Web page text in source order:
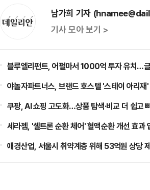
남가희 기자
기사 모아 보기 >
블루엘리펀트, 어펄마서 1000억 투자 유치…
야놀자파트너스, 브랜드 호스텔 '스테이 아리재'
쿠팡, AI 쇼핑 고도화…상품 탐색·비교 더 쉽고
세라젬, '셀트론 순환 체어' 혈액순환 개선 효과
애경산업, 서울시 취약계층 위해 53억원 상당